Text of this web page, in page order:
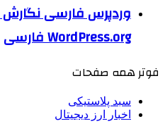
WordPress.org فارسی
فوتر همه صفحات
سبد پلاستیکی
اخبار ارز دیجیتال